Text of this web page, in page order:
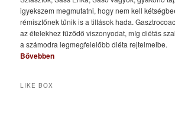
igyekszem megmutatni, hogy nem kell
rémisztőnek tűnik is a tiltások hada.
az ételekhez fűződő viszonyodat, míg diétás
a számodra legmegfelelőbb diéta rejtelmeibe.
Bővebben
LIKE BOX